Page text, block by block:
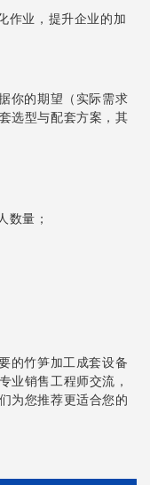
作业，提升企业的加
你的期望（实际需求
选型与配套方案，其
数量；
的竹笋加工成套设备
业销售工程师交流，
为您推荐更适合您的